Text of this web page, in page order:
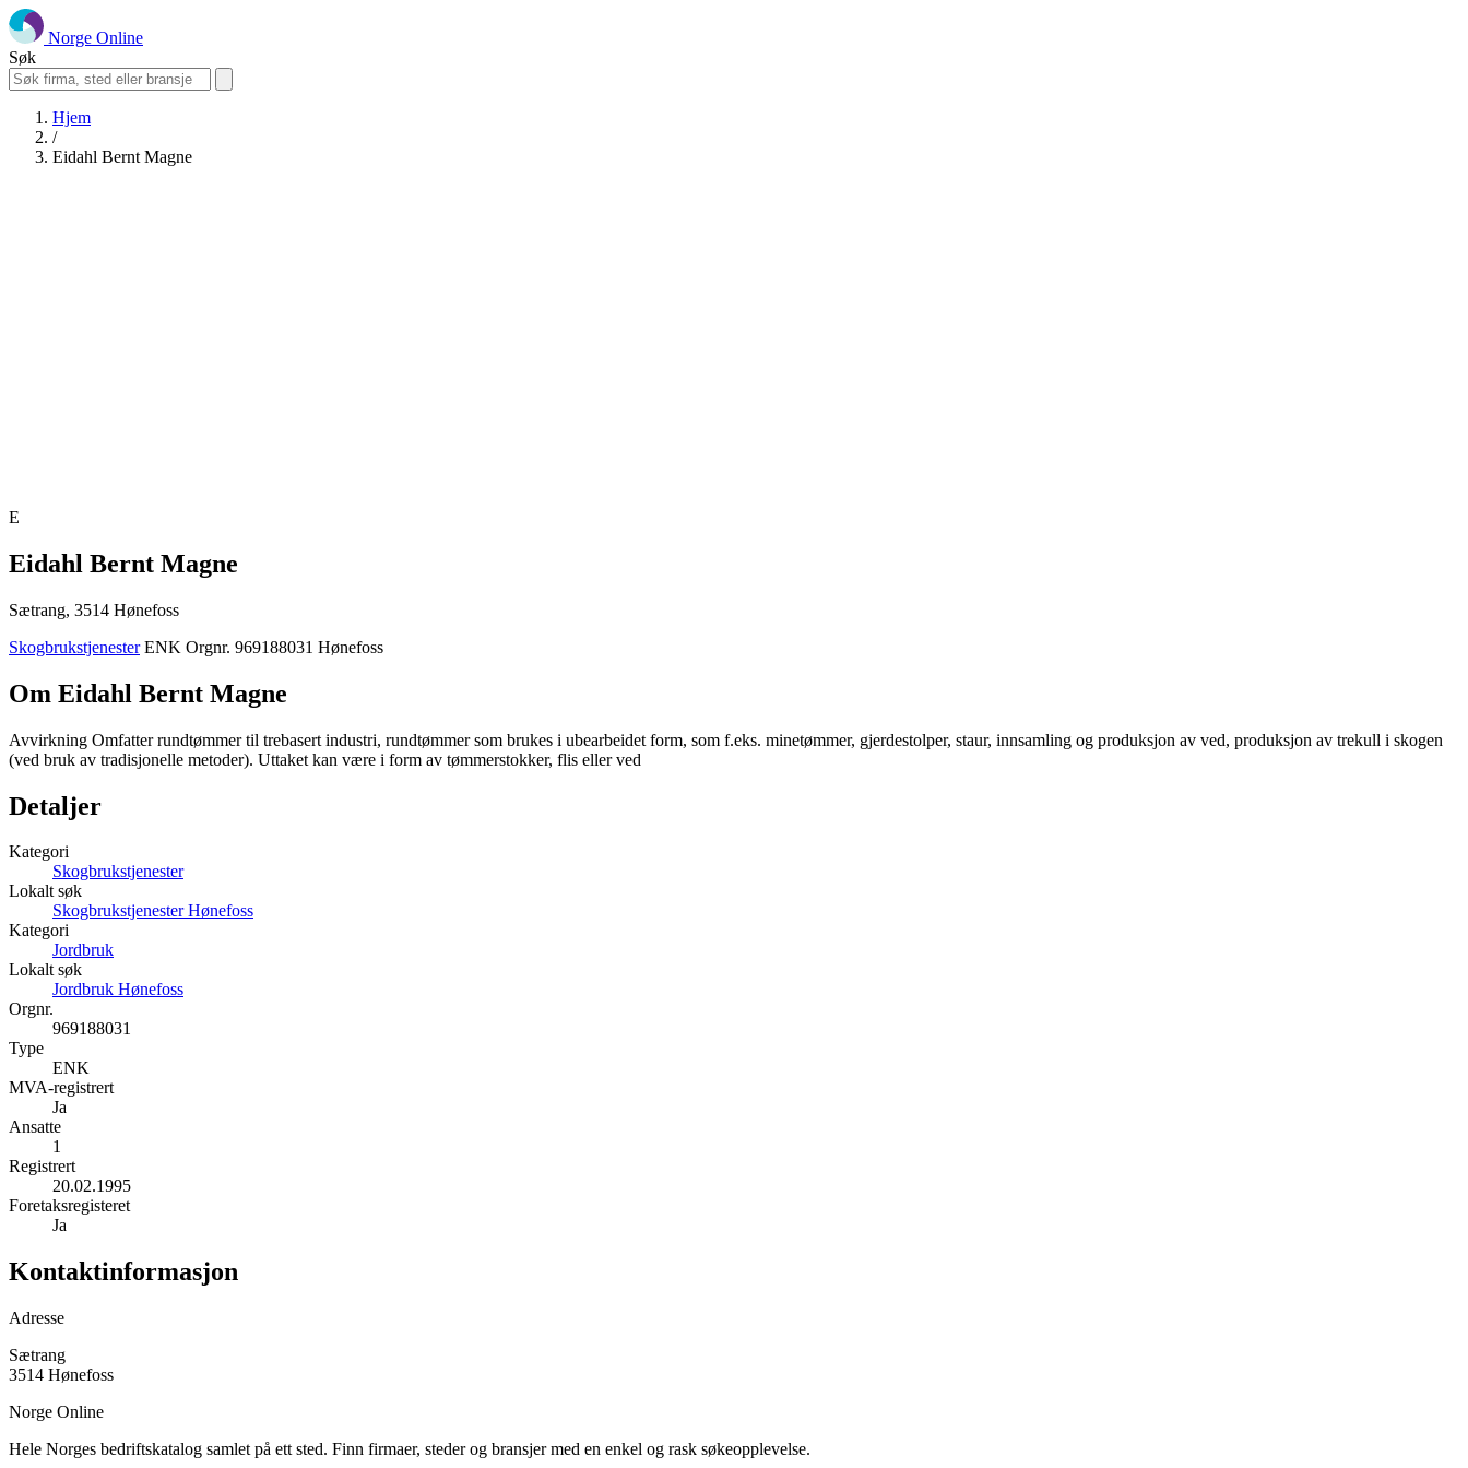
Norge Online
Søk
Hjem
/
Eidahl Bernt Magne
E
Eidahl Bernt Magne
Sætrang, 3514 Hønefoss
Skogbrukstjenester ENK Orgnr. 969188031 Hønefoss
Om Eidahl Bernt Magne
Avvirkning Omfatter rundtømmer til trebasert industri, rundtømmer som brukes i ubearbeidet form, som f.eks. minetømmer, gjerdestolper, staur, innsamling og produksjon av ved, produksjon av trekull i skogen
(ved bruk av tradisjonelle metoder). Uttaket kan være i form av tømmerstokker, flis eller ved
Detaljer
Kategori
Skogbrukstjenester
Lokalt søk
Skogbrukstjenester Hønefoss
Kategori
Jordbruk
Lokalt søk
Jordbruk Hønefoss
Orgnr.
969188031
Type
ENK
MVA-registrert
Ja
Ansatte
1
Registrert
20.02.1995
Foretaksregisteret
Ja
Kontaktinformasjon
Adresse
Sætrang
3514 Hønefoss
Norge Online
Hele Norges bedriftskatalog samlet på ett sted. Finn firmaer, steder og bransjer med en enkel og rask søkeopplevelse.